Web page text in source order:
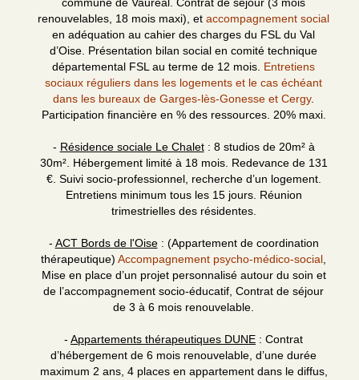
renouvelables, 18 mois maxi), et accompagnement social
en adéquation au cahier des charges du FSL du Val
d’Oise. Présentation bilan social en comité technique
départemental FSL au terme de 12 mois. Entretiens
sociaux réguliers dans les logements et le cas échéant
dans les bureaux de Garges-lès-Gonesse et Cergy.
Participation financière en % des ressources. 20% maxi.
- Résidence sociale Le Chalet: 8 studios de 20m² à
30m². Hébergement limité à 18 mois. Redevance de 131
€. Suivi socio-professionnel, recherche d’un logement.
Entretiens minimum tous les 15 jours. Réunion
trimestrielles des résidentes.
- ACT Bords de l'Oise: (Appartement de coordination
thérapeutique) Accompagnement psycho-médico-social
Mise en place d’un projet personnalisé autour du soin et
de l’accompagnement socio-éducatif, Contrat de séjour
de 3 à 6 mois renouvelable.
- Appartements thérapeutiques DUNE : Contrat
d’hébergement de 6 mois renouvelable, d’une durée
maximum 2 ans, 4 places en appartement dans le diffus,